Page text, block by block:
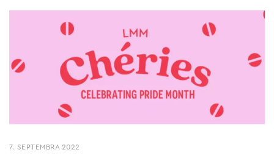
7. SEPTEMBRA 2022